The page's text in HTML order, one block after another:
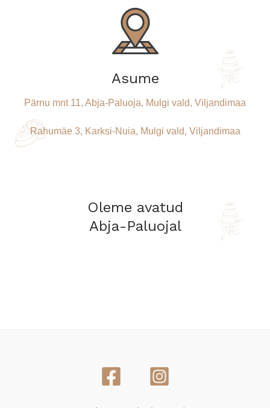
Asume
Pärnu mnt 11, Abja-Paluoja, Mulgi vald, Viljandimaa
Rahumäe 3, Karksi-Nuia, Mulgi vald, Viljandimaa
Oleme avatud
Abja-Paluojal